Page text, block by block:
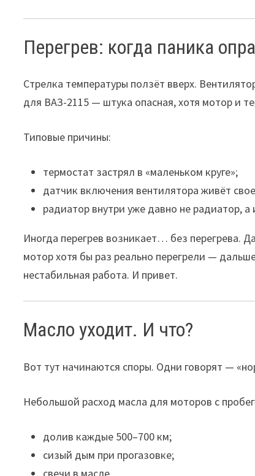
Перегрев: когда паника
Стрелка температуры ползёт вверх.
для ВАЗ-2115 — штука опасная, хотя мотор и
Типовые причины:
термостат застрял в «маленьком круге»;
датчик включения вентилятора живёт
радиатор внутри уже давно не радиатор,
Иногда перегрев возникает… без перегрева.
мотор хотя бы раз реально перегрели —
нестабильная работа. И привет.
Масло уходит. И что?
Вот тут начинаются споры. Одни говорят —
Небольшой расход масла для моторов с
долив каждые 500–700 км;
сизый дым при прогазовке;
свечи в масле,